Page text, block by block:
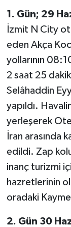
1. Gün; 29
İzmit N City
eden Akça
yollarının
2 saat 25
Selâhaddin
yapıldı.
yerleşerek
İran arasında
edildi. Zap
inanç turizmi
hazretlerinin
oradaki
2. Gün 30